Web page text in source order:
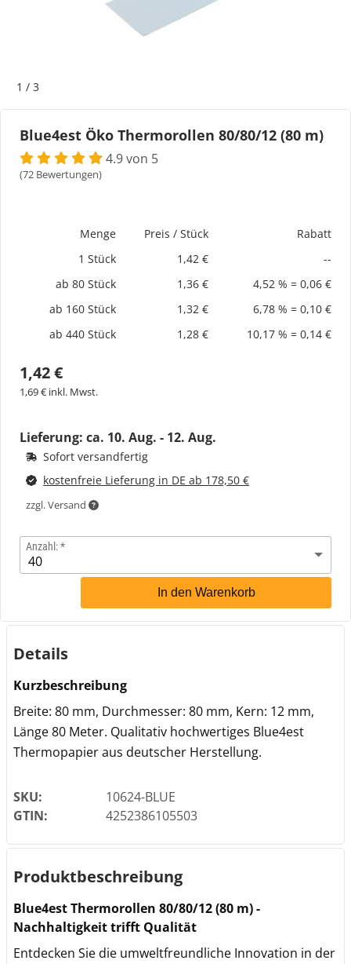
1 / 3
Blue4est Öko Thermorollen 80/80/12 (80 m)
4.9 von 5
(72 Bewertungen)
Menge Preis / Stück
Rabatt
1 Stück
1,42 €
--
ab 80 Stück
1,36 €
4,52 % = 0,06 €
ab 160 Stück
1,32 €
6,78 % = 0,10 €
ab 440 Stück
1,28 € 10,17 % = 0,14 €
1,42 €
1,69 € inkl. Mwst.
Lieferung: ca. 10. Aug. - 12. Aug.
Sofort versandfertig
kostenfreie Lieferung in DE ab 178,50 €
zzgl. Versand
Anzahl:
In den Warenkorb
Details
Kurzbeschreibung
Breite: 80 mm, Durchmesser: 80 mm, Kern: 12 mm,
Länge 80 Meter. Qualitativ hochwertiges Blue4est
Thermopapier aus deutscher Herstellung.
SKU:
10624-BLUE
GTIN:
4252386105503
Produktbeschreibung
Blue4est Thermorollen 80/80/12 (80 m) -
Nachhaltigkeit trifft Qualität
Entdecken Sie die umweltfreundliche Innovation in der
Etikettenspender
Etiketten auf Rolle
Thermotransferetiketten